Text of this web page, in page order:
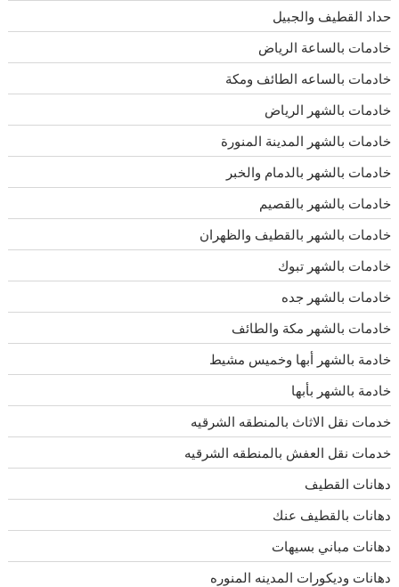
حداد القطيف والجبيل
خادمات بالساعة الرياض
خادمات بالساعه الطائف ومكة
خادمات بالشهر الرياض
خادمات بالشهر المدينة المنورة
خادمات بالشهر بالدمام والخبر
خادمات بالشهر بالقصيم
خادمات بالشهر بالقطيف والظهران
خادمات بالشهر تبوك
خادمات بالشهر جده
خادمات بالشهر مكة والطائف
خادمة بالشهر أبها وخميس مشيط
خادمة بالشهر بأبها
خدمات نقل الاثاث بالمنطقه الشرقيه
خدمات نقل العفش بالمنطقه الشرقيه
دهانات القطيف
دهانات بالقطيف عنك
دهانات مباني بسيهات
دهانات وديكورات المدينه المنوره